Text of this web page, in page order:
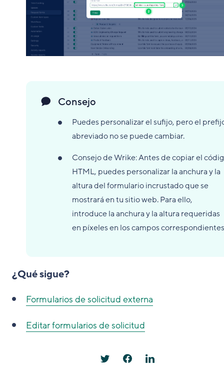
Consejo
Puedes personalizar el sufijo, pero el
abreviado no se puede cambiar.
Consejo de Wrike: Antes de copiar el
HTML, puedes personalizar la anchura y la
altura del formulario incrustado que se
mostrará en tu sitio web. Para ello,
introduce la anchura y la altura requeridas
en píxeles en los campos
¿Qué sigue?
Formularios de solicitud externa
Editar formularios de solicitud